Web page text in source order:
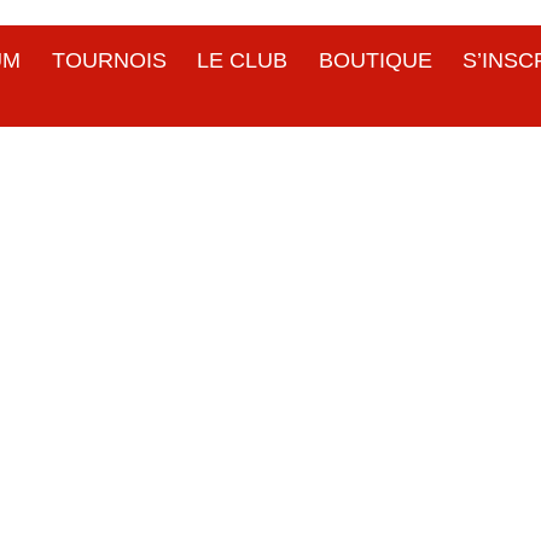
TOURNOIS LE CLUB BOUTIQUE